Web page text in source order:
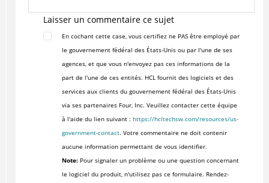
Laisser un commentaire ce sujet
En cochant cette case, vous certifiez ne PAS être employé par
le gouvernement fédéral des États-Unis ou par l'une de ses
agences, et que vous n'envoyez pas ces informations de la
part de l'une de ces entités. HCL fournit des logiciels et des
services aux clients du gouvernement fédéral des États-Unis
via ses partenaires Four, Inc. Veuillez contacter cette équipe
à l'aide du lien suivant : https://hcltechsw.com/resources/us-
government-contact. Votre commentaire ne doit contenir
aucune information permettant de vous identifier.
Note:Pour signaler un problème ou une question concernant
le logiciel du produit, n'utilisez pas ce formulaire. Rendez-